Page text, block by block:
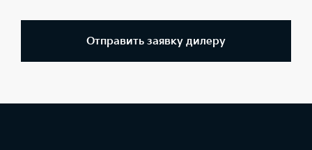
Отправить заявку дилеру